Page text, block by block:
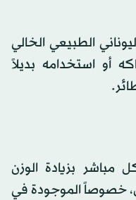
الطبيعي الخالي
أو استخدامه بديلاً
مباشر بزيادة الوزن
خصوصاً الموجودة في